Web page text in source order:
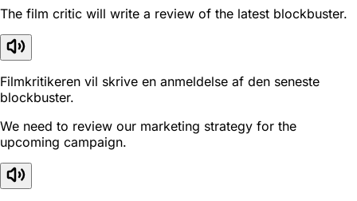
The film critic will write a review of the latest blockbuster.
Filmkritikeren vil skrive en anmeldelse af den seneste
blockbuster.
We need to review our marketing strategy for the
upcoming campaign.